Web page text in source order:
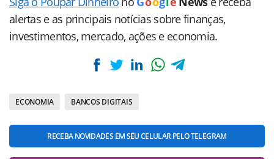
alertas e as principais notícias sobre finanças,
investimentos, mercado, ações e economia.
ECONOMIA BANCOS DIGITAIS
RECEBA NOVIDADES EM SEU CELULAR PELO TELEGRAM